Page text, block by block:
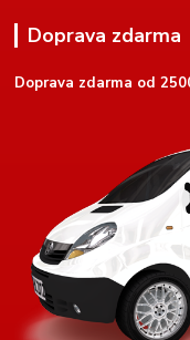
Doprava zdarma
Doprava zdarma od